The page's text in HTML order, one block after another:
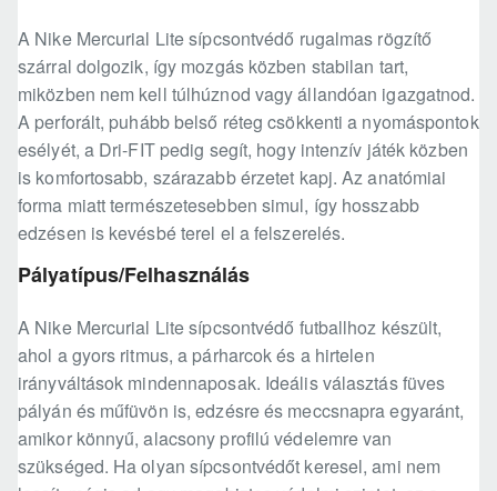
A Nike Mercurial Lite sípcsontvédő rugalmas rögzítő
szárral dolgozik, így mozgás közben stabilan tart,
miközben nem kell túlhúznod vagy állandóan igazgatnod.
A perforált, puhább belső réteg csökkenti a nyomáspontok
esélyét, a Dri-FIT pedig segít, hogy intenzív játék közben
is komfortosabb, szárazabb érzetet kapj. Az anatómiai
forma miatt természetesebben simul, így hosszabb
edzésen is kevésbé terel el a felszerelés.
Pályatípus/Felhasználás
A Nike Mercurial Lite sípcsontvédő futballhoz készült,
ahol a gyors ritmus, a párharcok és a hirtelen
irányváltások mindennaposak. Ideális választás füves
pályán és műfüvön is, edzésre és meccsnapra egyaránt,
amikor könnyű, alacsony profilú védelemre van
szükséged. Ha olyan sípcsontvédőt keresel, ami nem